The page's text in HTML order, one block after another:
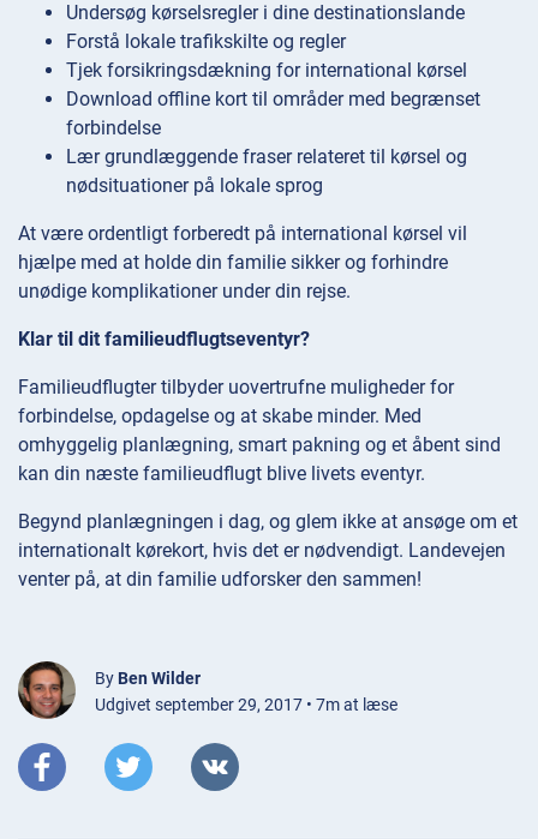
Undersøg kørselsregler i dine destinationslande
Forstå lokale trafikskilte og regler
Tjek forsikringsdækning for international kørsel
Download offline kort til områder med begrænset
forbindelse
Lær grundlæggende fraser relateret til kørsel og
nødsituationer på lokale sprog
At være ordentligt forberedt på international kørsel vil
hjælpe med at holde din familie sikker og forhindre
unødige komplikationer under din rejse.
Klar til dit familieudflugtseventyr?
Familieudflugter tilbyder uovertrufne muligheder for
forbindelse, opdagelse og at skabe minder. Med
omhyggelig planlægning, smart pakning og et åbent sind
kan din næste familieudflugt blive livets eventyr.
Begynd planlægningen i dag, og glem ikke at ansøge om et
internationalt kørekort, hvis det er nødvendigt. Landevejen
venter på, at din familie udforsker den sammen!
By Ben Wilder
Udgivet september 29, 2017 • 7m at læse